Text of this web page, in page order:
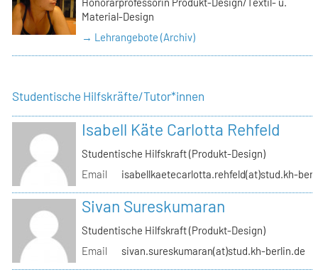
Material-Design
→ Lehrangebote (Archiv)
Studentische Hilfskräfte/Tutor*innen
Isabell Käte Carlotta Rehfeld
Studentische Hilfskraft (Produkt-Design)
Email
isabellkaetecarlotta.rehfeld(at)stud.kh-
Sivan Sureskumaran
Studentische Hilfskraft (Produkt-Design)
Email
sivan.sureskumaran(at)stud.kh-berlin.de